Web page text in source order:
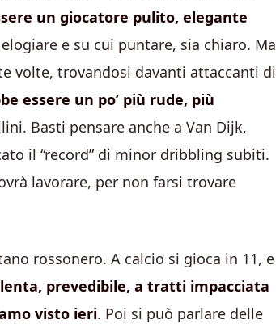
un giocatore pulito, elegante
e su cui puntare, sia chiaro. Ma
volte, trovandosi davanti attaccanti di
essere un po’ più rude, più
Basti pensare anche a Van Dijk,
il “record” di minor dribbling subiti.
lavorare, per non farsi trovare
rossonero. A calcio si gioca in 11, e
prevedibile, a tratti impacciata
visto ieri. Poi si può parlare delle